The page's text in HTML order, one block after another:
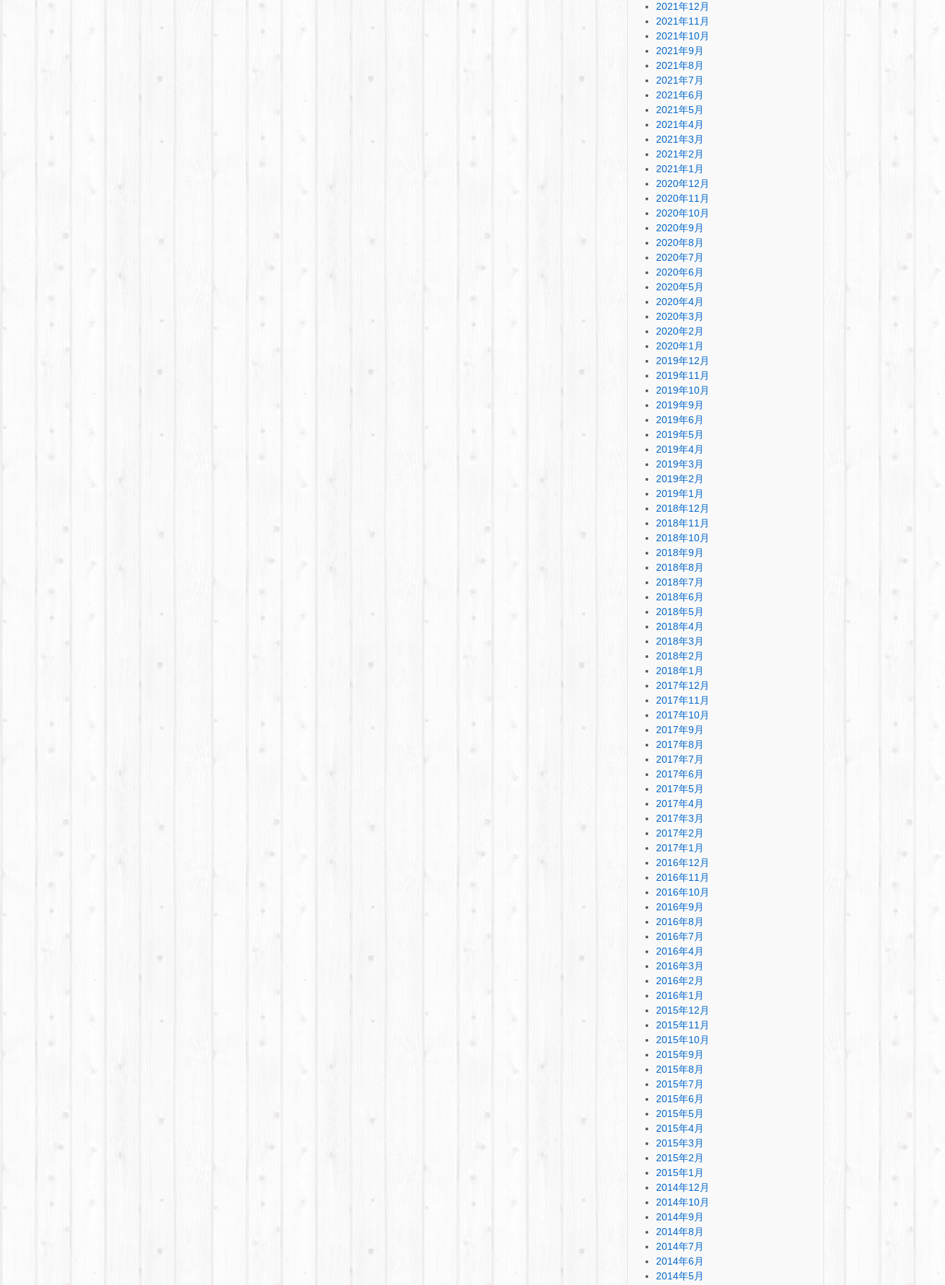
2021年12月
2021年11月
2021年10月
2021年9月
2021年8月
2021年7月
2021年6月
2021年5月
2021年4月
2021年3月
2021年2月
2021年1月
2020年12月
2020年11月
2020年10月
2020年9月
2020年8月
2020年7月
2020年6月
2020年5月
2020年4月
2020年3月
2020年2月
2020年1月
2019年12月
2019年11月
2019年10月
2019年9月
2019年6月
2019年5月
2019年4月
2019年3月
2019年2月
2019年1月
2018年12月
2018年11月
2018年10月
2018年9月
2018年8月
2018年7月
2018年6月
2018年5月
2018年4月
2018年3月
2018年2月
2018年1月
2017年12月
2017年11月
2017年10月
2017年9月
2017年8月
2017年7月
2017年6月
2017年5月
2017年4月
2017年3月
2017年2月
2017年1月
2016年12月
2016年11月
2016年10月
2016年9月
2016年8月
2016年7月
2016年4月
2016年3月
2016年2月
2016年1月
2015年12月
2015年11月
2015年10月
2015年9月
2015年8月
2015年7月
2015年6月
2015年5月
2015年4月
2015年3月
2015年2月
2015年1月
2014年12月
2014年10月
2014年9月
2014年8月
2014年7月
2014年6月
2014年5月